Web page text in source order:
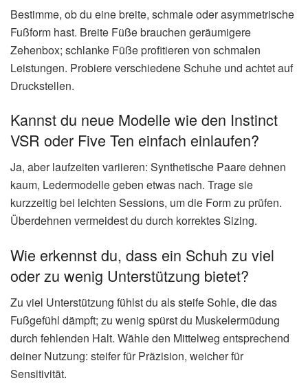
Bestimme, ob du eine breite, schmale oder asymmetrische
Fußform hast. Breite Füße brauchen geräumigere
Zehenbox; schlanke Füße profitieren von schmalen
Leistungen. Probiere verschiedene Schuhe und achtet auf
Druckstellen.
Kannst du neue Modelle wie den Instinct
VSR oder Five Ten einfach einlaufen?
Ja, aber laufzeiten variieren: Synthetische Paare dehnen
kaum, Ledermodelle geben etwas nach. Trage sie
kurzzeitig bei leichten Sessions, um die Form zu prüfen.
Überdehnen vermeidest du durch korrektes Sizing.
Wie erkennst du, dass ein Schuh zu viel
oder zu wenig Unterstützung bietet?
Zu viel Unterstützung fühlst du als steife Sohle, die das
Fußgefühl dämpft; zu wenig spürst du Muskelermüdung
durch fehlenden Halt. Wähle den Mittelweg entsprechend
deiner Nutzung: steifer für Präzision, weicher für
Sensitivität.